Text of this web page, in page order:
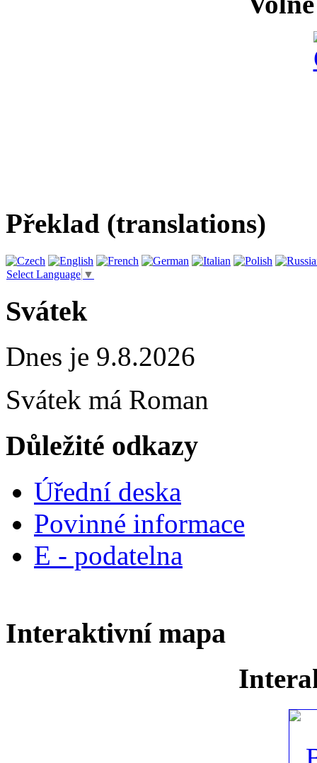
Překlad (translations)
Select Language ▼
Svátek
Dnes je 9.8.2026
Svátek má Roman
Důležité odkazy
Úřední deska
Povinné informace
E - podatelna
Interaktivní mapa